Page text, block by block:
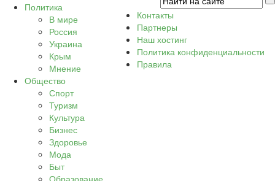
Политика
В мире
Россия
Украина
Крым
Мнение
Общество
Спорт
Туризм
Культура
Бизнес
Здоровье
Мода
Быт
Образование
Контакты
Партнеры
Наш хостинг
Политика конфиденциальности
Правила